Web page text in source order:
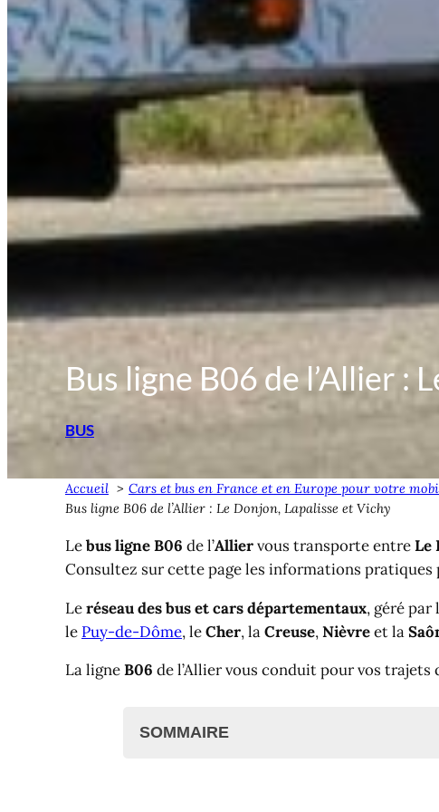
Bus ligne B06 de l’Allier :
BUS
Accueil Cars et bus en France et en Europe pour votre
Bus ligne B06 de l’Allier : Le Donjon, Lapalisse et Vichy
Lebus ligne B06 de l’Alliervous transporte entreLe
Consultez sur cette page les informations pratiques
Leréseau des bus et cars départementaux, géré par
le Puy-de-Dôme, leCher, laCreuse,Nièvreet la
La ligneB06 de l’Allier vous conduit pour vos
SOMMAIRE